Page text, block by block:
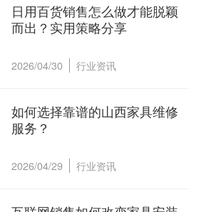
日用百货销售怎么做才能脱颖
而出？实用策略分享
2026/04/30 行业资讯
如何选择靠谱的山西家具维修
服务？
2026/04/29 行业资讯